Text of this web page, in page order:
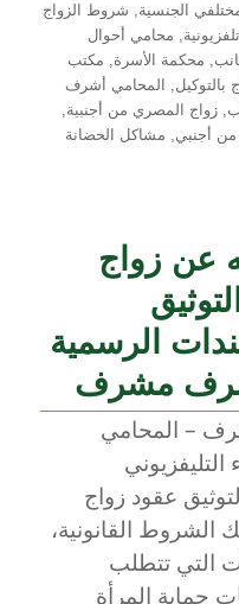
الجنسية, شروط الزواج
, محامي أحوال
, محكمة الأسرة, مكتب
بالتوكيل,
المحامي أشرف
,زواج المصري من أجنبية,
أجنبي, مشاكل الحضانة
عن زواج
الرسمية
مشرف
– المحامي
عقود زواج
القانونية،
التي تتطلب
حماية المرأة